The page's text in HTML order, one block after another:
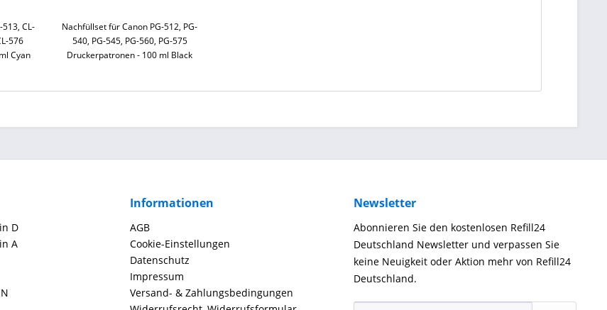
CL-
576
Cyan
Nachfüllset für Canon PG-512, PG-
540, PG-545, PG-560, PG-575
Druckerpatronen - 100 ml Black
D
A
Informationen
AGB
Cookie-Einstellungen
Datenschutz
Impressum
Versand- & Zahlungsbedingungen
Newsletter
Abonnieren Sie den kostenlosen Refill24
Deutschland Newsletter und verpassen Sie
keine Neuigkeit oder Aktion mehr von Refill24
Deutschland.